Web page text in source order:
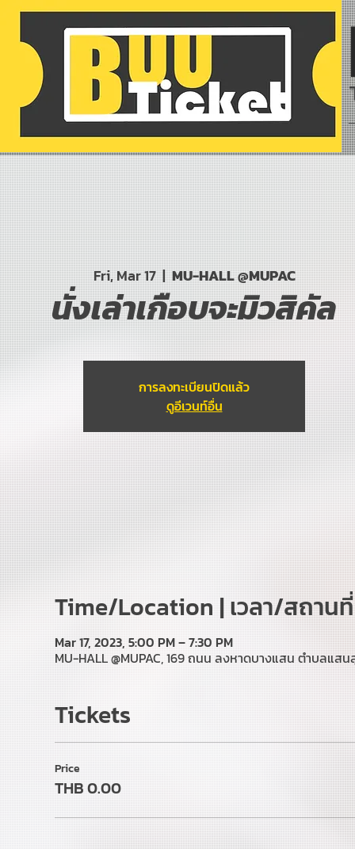
Fri, Mar 17
  |
MU-HALL @MUPAC
นั่งเล่าเกือบจะมิวสิคัล
การลงทะเบียนปิดแล้ว
ดูอีเวนท์อื่น
Time/Location | เวลา/สถานที่
Mar 17, 2023, 5:00 PM – 7:30 PM
MU-HALL @MUPAC, 169 ถนน ลงหาดบางแสน ตำบลแส
Tickets
Price
THB 0.00